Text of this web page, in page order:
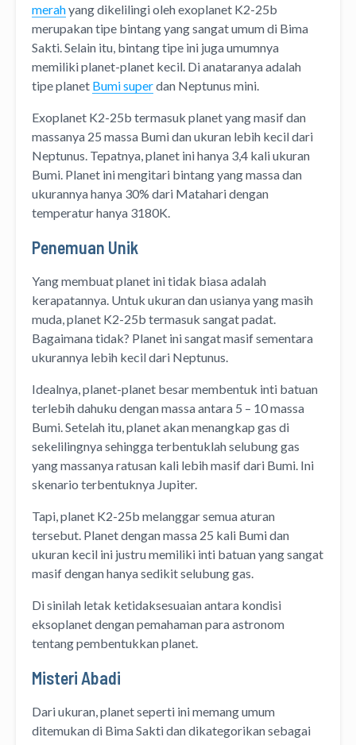
merahyang dikelilingi oleh exoplanet K2-25b
merupakan tipe bintang yang sangat umum di Bima
Sakti. Selain itu, bintang tipe ini juga umumnya
memiliki planet-planet kecil. Di anataranya adalah
tipe planet Bumi superdan Neptunus mini.
Exoplanet K2-25b termasuk planet yang masif dan
massanya 25 massa Bumi dan ukuran lebih kecil dari
Neptunus. Tepatnya, planet ini hanya 3,4 kali ukuran
Bumi. Planet ini mengitari bintang yang massa dan
ukurannya hanya 30% dari Matahari dengan
temperatur hanya 3180K.
Penemuan Unik
Yang membuat planet ini tidak biasa adalah
kerapatannya. Untuk ukuran dan usianya yang masih
muda, planet K2-25b termasuk sangat padat.
Bagaimana tidak? Planet ini sangat masif sementara
ukurannya lebih kecil dari Neptunus.
Idealnya, planet-planet besar membentuk inti batuan
terlebih dahuku dengan massa antara 5 – 10 massa
Bumi. Setelah itu, planet akan menangkap gas di
sekelilingnya sehingga terbentuklah selubung gas
yang massanya ratusan kali lebih masif dari Bumi. Ini
skenario terbentuknya Jupiter.
Tapi, planet K2-25b melanggar semua aturan
tersebut. Planet dengan massa 25 kali Bumi dan
ukuran kecil ini justru memiliki inti batuan yang sangat
masif dengan hanya sedikit selubung gas.
Di sinilah letak ketidaksesuaian antara kondisi
eksoplanet dengan pemahaman para astronom
tentang pembentukkan planet.
Misteri Abadi
Dari ukuran, planet seperti ini memang umum
ditemukan di Bima Sakti dan dikategorikan sebagai